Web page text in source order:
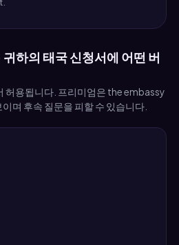
하의 태국 신청서에 어떤 버
허용됩니다. 프리미엄은 the embassy
며 후속 질문을 피할 수 있습니다.